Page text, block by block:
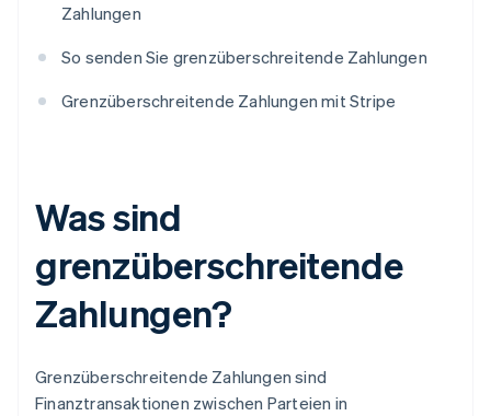
Zahlungen
So senden Sie grenzüberschreitende Zahlungen
Grenzüberschreitende Zahlungen mit Stripe
Was sind
grenzüberschreitende
Zahlungen?
Grenzüberschreitende Zahlungen sind
Finanztransaktionen zwischen Parteien in